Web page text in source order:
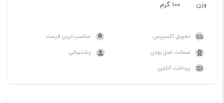
وزن 100 گرم
تحویل اکسپرس
مناسب ترین قیمت
ضمانت اصل بودن
پشتیبانی
پرداخت آنلاین